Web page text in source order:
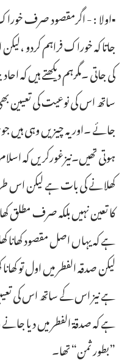
▪اولا : - اگرمقصود صرف خوراک
جاتا کہ خوراک فراہم کردو
کی جاتی ۔مگرہم دیکھتے ہیں
ساتھ اس کی نوعیت کی تعیین
جائے ۔اوریہ چیزیں وہی ہیں
ہوتی تھیں۔نیزغورکریں کہ
کھلانے کی بات ہے لیکن
کا تعین نہیں بلکہ صرف مطلق
ہے کہ یہاں اصل مقصود کھانا
لیکن صدقہ الفطر میں اول تو
ہے نیز اس کے ساتھ اس کی
ہے کہ صدقۃ الفطر میں دیا جانے
”بطور ثمن“ تھا۔